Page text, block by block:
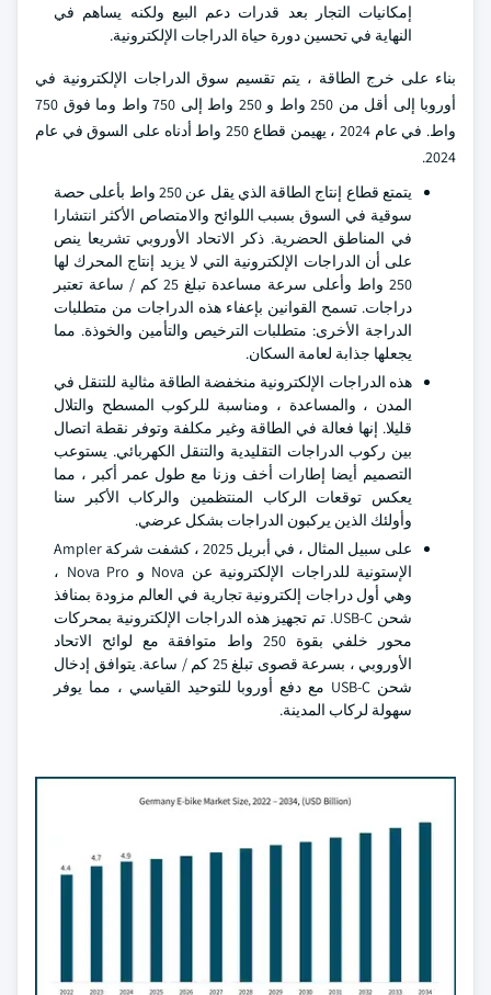
إمكانيات التجار بعد قدرات دعم البيع ولكنه يساهم في
النهاية في تحسين دورة حياة الدراجات الإلكترونية.
بناء على خرج الطاقة ، يتم تقسيم سوق الدراجات الإلكترونية في
أوروبا إلى أقل من 250 واط و 250 واط إلى 750 واط وما فوق 750
واط. في عام 2024 ، يهيمن قطاع 250 واط أدناه على السوق في عام
2024.
يتمتع قطاع إنتاج الطاقة الذي يقل عن 250 واط بأعلى حصة
سوقية في السوق بسبب اللوائح والامتصاص الأكثر انتشارا
في المناطق الحضرية. ذكر الاتحاد الأوروبي تشريعا ينص
على أن الدراجات الإلكترونية التي لا يزيد إنتاج المحرك لها
250 واط وأعلى سرعة مساعدة تبلغ 25 كم / ساعة تعتبر
دراجات. تسمح القوانين بإعفاء هذه الدراجات من متطلبات
الدراجة الأخرى: متطلبات الترخيص والتأمين والخوذة. مما
يجعلها جذابة لعامة السكان.
هذه الدراجات الإلكترونية منخفضة الطاقة مثالية للتنقل في
المدن ، والمساعدة ، ومناسبة للركوب المسطح والتلال
قليلا. إنها فعالة في الطاقة وغير مكلفة وتوفر نقطة اتصال
بين ركوب الدراجات التقليدية والتنقل الكهربائي. يستوعب
التصميم أيضا إطارات أخف وزنا مع طول عمر أكبر ، مما
يعكس توقعات الركاب المنتظمين والركاب الأكبر سنا
وأولئك الذين يركبون الدراجات بشكل عرضي.
على سبيل المثال ، في أبريل 2025 ، كشفت شركة Ampler
الإستونية للدراجات الإلكترونية عن Nova و Nova Pro ،
وهي أول دراجات إلكترونية تجارية في العالم مزودة بمنافذ
شحن USB-C. تم تجهيز هذه الدراجات الإلكترونية بمحركات
محور خلفي بقوة 250 واط متوافقة مع لوائح الاتحاد
الأوروبي ، بسرعة قصوى تبلغ 25 كم / ساعة. يتوافق إدخال
شحن USB-C مع دفع أوروبا للتوحيد القياسي ، مما يوفر
سهولة لركاب المدينة.